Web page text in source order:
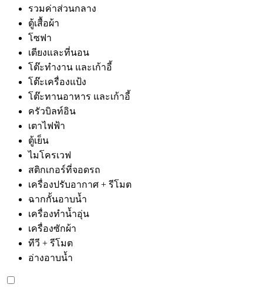
รวมค่าส่วนกลาง
ตู้เสื้อผ้า
โซฟา
เตียงและที่นอน
โต๊ะทำงาน และเก้าอี้
โต๊ะเครื่องแป้ง
โต๊ะทานอาหาร และเก้าอี้
ครัวบิลท์อิน
เตาไฟฟ้า
ตู้เย็น
ไมโครเวฟ
สติกเกอร์ที่จอดรถ
เครื่องปรับอากาศ + รีโมต
ฉากกั้นอาบน้ำ
เครื่องทำน้ำอุ่น
เครื่องซักผ้า
ทีวี + รีโมต
อ่างอาบน้ำ